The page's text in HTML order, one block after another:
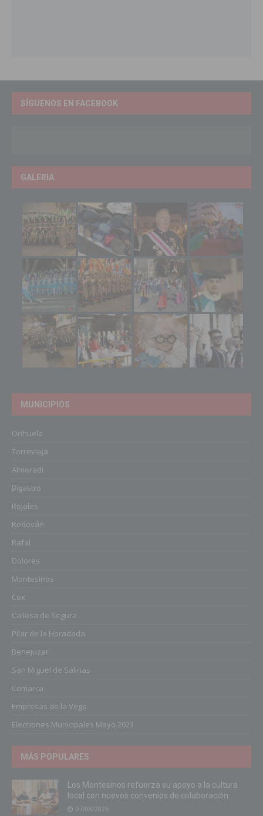
SÍGUENOS EN FACEBOOK
GALERIA
MUNICIPIOS
Orihuela
Torrevieja
Almoradí
Bigastro
Rojales
Redován
Rafal
Dolores
Montesinos
Cox
Callosa de Segura
Pilar de la Horadada
Benejuzar
San Miguel de Salinas
Comarca
Empresas de la Vega
Elecciones Municipales Mayo 2023
MÁS POPULARES
Los Montesinos refuerza su apoyo a la cultura
local con nuevos convenios de colaboración
07/08/2026